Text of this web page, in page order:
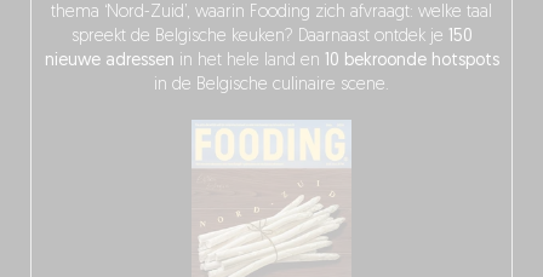
thema ‘Nord-Zuid’, waarin Fooding zich afvraagt: welke taal
spreekt de Belgische keuken? Daarnaast ontdek je 150
nieuwe adressen in het hele land en 10 bekroonde hotspots
in de Belgische culinaire scene.